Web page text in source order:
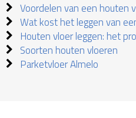
Voordelen van een houten
Wat kost het leggen van
Houten vloer leggen: het
Soorten houten vloeren
Parketvloer Almelo